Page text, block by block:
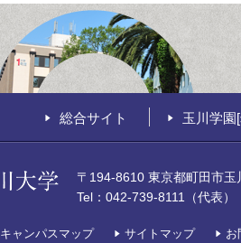
総合サイト 玉川学園
〒194-8610 東京都町田市玉
Tel：042-739-8111（代表）
キャンパスマップ サイトマップ お